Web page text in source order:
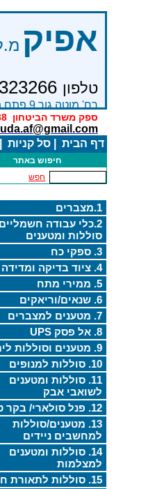
אפיק
טלפון
רח' מוטה גור 9 פתח תקוה (קומת קרקע, מאחורי בניין Bׂ )
ספק משרד הביטחון
דף הבית סל קניות
חיפוש באתר
חפש
1.מצברים
2.כלי עבודה חשמליים
סוללות ומטענים
3. ספקי כח
4. ציוד בדיקה ומדידה
5. ממירי מתח
6. שנאים/וריאקים
7. מטענים למצברים
8. אל פסק UPS
9. מטענים וסוללות ליתיום
10. סוללות למנופים
11. סוללות ומטענים
לשואבי אבק
12. פנל סולארי/ בקר טעינה
13. מטענים/סוללות
למחשבים ניידים
14. סוללות ומטענים
למצלמות
15. סוללות לתאורת חירום